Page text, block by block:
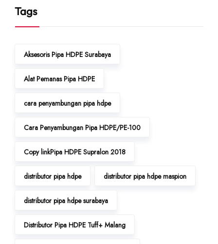
Tags
Aksesoris Pipa HDPE Surabaya
Alat Pemanas Pipa HDPE
cara penyambungan pipa hdpe
Cara Penyambungan Pipa HDPE/PE-100
Copy linkPipa HDPE Supralon 2018
distributor pipa hdpe distributor pipa hdpe maspion
distributor pipa hdpe surabaya
Distributor Pipa HDPE Tuff+ Malang